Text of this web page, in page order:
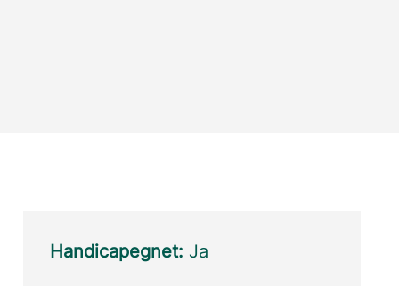
Handicapegnet: Ja